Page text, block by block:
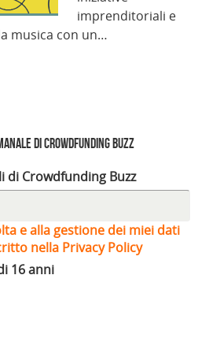
imprenditoriali e
musica con un…
di Crowdfunding Buzz
di Crowdfunding Buzz
e alla gestione dei miei dati
nella Privacy Policy
16 anni